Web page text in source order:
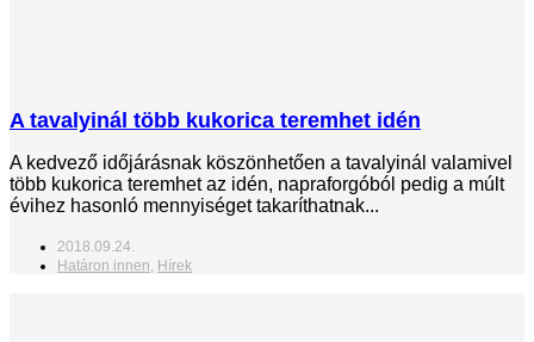
A tavalyinál több kukorica teremhet idén
A kedvező időjárásnak köszönhetően a tavalyinál valamivel
több kukorica teremhet az idén, napraforgóból pedig a múlt
évihez hasonló mennyiséget takaríthatnak...
2018.09.24.
Határon innen Hírek